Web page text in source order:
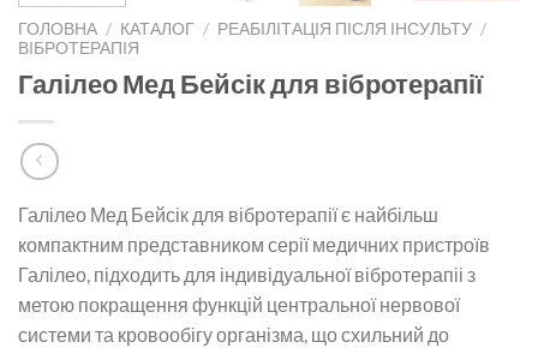
ГОЛОВНА / КАТАЛОГ / РЕАБІЛІТАЦІЯ ПІСЛЯ ІНСУЛЬТУ /
ВІБРОТЕРАПІЯ
Галілео Мед Бейсік для вібротерапії
Галілео Мед Бейсік для вібротерапії є найбільш
компактним представником серії медичних пристроїв
Галілео, підходить для індивідуальної вібротерапіі з
метою покращення функцій центральної нервової
системи та кровообігу організма, що схильний до